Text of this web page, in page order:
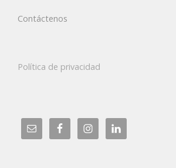
Contáctenos
Política de privacidad